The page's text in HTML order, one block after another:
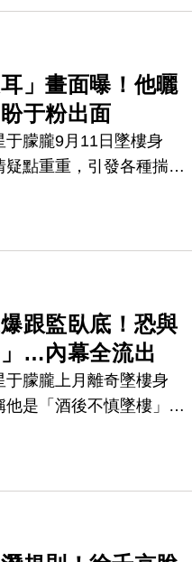
」畫面曝！他曬
于粉出面
朦朧9月11日墜樓身
點重重，引發各種揣
了兩人的驚悚內幕。
跟監臥底！恐與
」…內幕全流出
朦朧上月離奇墜樓身
是「酒後不慎墜樓」，
排在其身邊的臥底，長
那個曾藏有洗錢證